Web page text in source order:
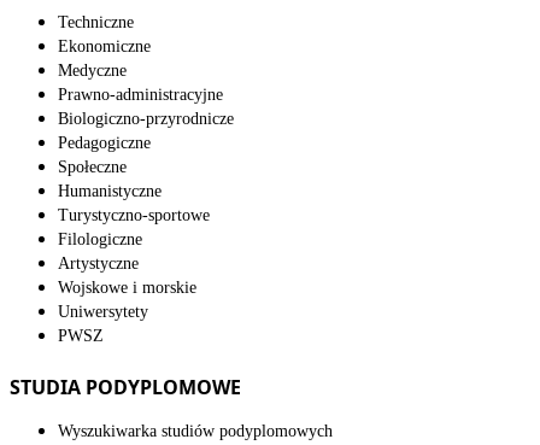
Techniczne
Ekonomiczne
Medyczne
Prawno-administracyjne
Biologiczno-przyrodnicze
Pedagogiczne
Społeczne
Humanistyczne
Turystyczno-sportowe
Filologiczne
Artystyczne
Wojskowe i morskie
Uniwersytety
PWSZ
STUDIA PODYPLOMOWE
Wyszukiwarka studiów podyplomowych